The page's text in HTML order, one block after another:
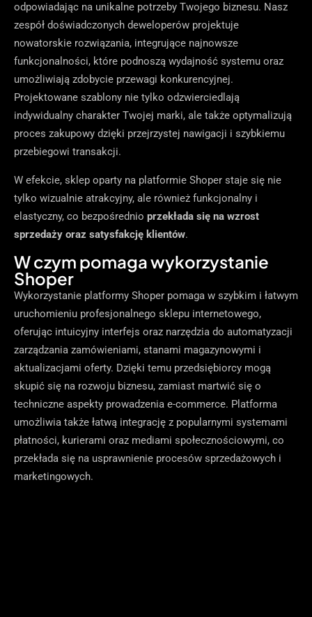
odpowiadając na unikalne potrzeby Twojego biznesu. Nasz
zespół doświadczonych deweloperów projektuje
nowatorskie rozwiązania, integrujące najnowsze
funkcjonalności, które podnoszą wydajność systemu oraz
umożliwiają zdobycie przewagi konkurencyjnej.
Projektowane szablony nie tylko odzwierciedlają
indywidualny charakter Twojej marki, ale także optymalizują
proces zakupowy dzięki przejrzystej nawigacji i szybkiemu
przebiegowi transakcji.
W efekcie, sklep oparty na platformie Shoper staje się nie
tylko wizualnie atrakcyjny, ale również funkcjonalny i
elastyczny, co bezpośrednio przekłada się na wzrost
sprzedaży oraz satysfakcję klientów.
W czym pomaga wykorzystanie
Shoper
Wykorzystanie platformy Shoper pomaga w szybkim i łatwym
uruchomieniu profesjonalnego sklepu internetowego,
oferując intuicyjny interfejs oraz narzędzia do automatyzacji
zarządzania zamówieniami, stanami magazynowymi i
aktualizacjami oferty. Dzięki temu przedsiębiorcy mogą
skupić się na rozwoju biznesu, zamiast martwić się o
techniczne aspekty prowadzenia e-commerce. Platforma
umożliwia także łatwą integrację z popularnymi systemami
płatności, kurierami oraz mediami społecznościowymi, co
przekłada się na usprawnienie procesów sprzedażowych i
marketingowych.